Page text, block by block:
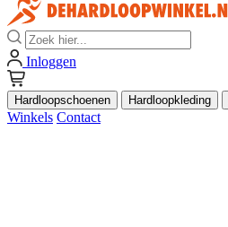
Zoek
Inloggen
Hardloopschoenen Hardloopkleding
Winkels Contact